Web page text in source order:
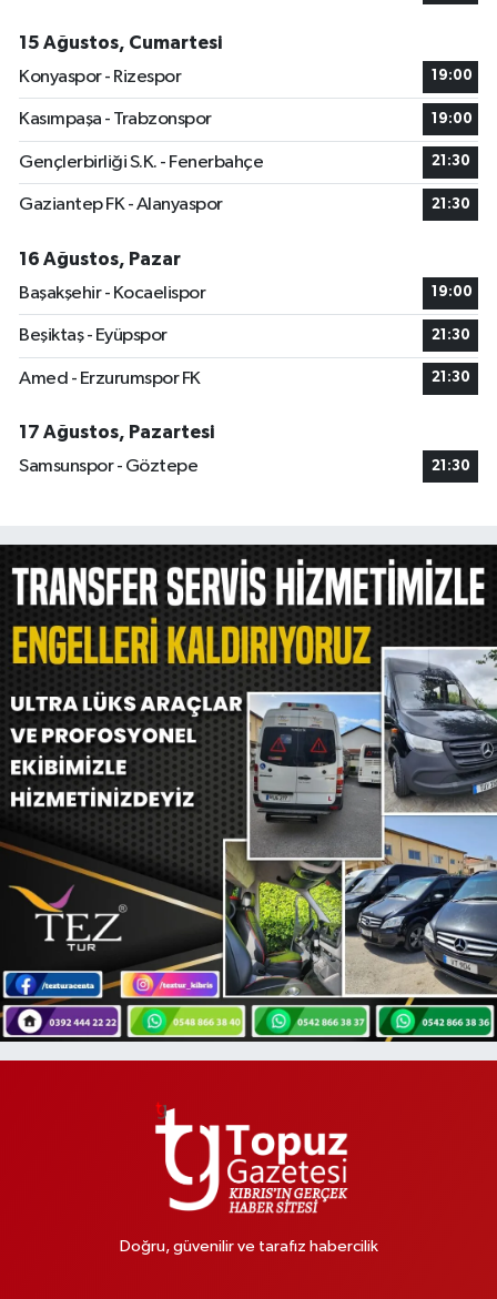
15 Ağustos, Cumartesi
Konyaspor - Rizespor
19:00
Kasımpaşa - Trabzonspor 19:00
Gençlerbirliği S.K. - Fenerbahçe 21:30
Gaziantep FK - Alanyaspor 21:30
16 Ağustos, Pazar
Başakşehir - Kocaelispor
19:00
Beşiktaş - Eyüpspor 21:30
Amed - Erzurumspor FK 21:30
17 Ağustos, Pazartesi
Samsunspor - Göztepe
21:30
Doğru, güvenilir ve tarafız habercilik